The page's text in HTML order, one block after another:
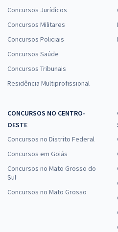
para Atividades Técnicas de
MPA - Ministério da Pesca e
Área de Formação -
ou 12x de
Economize
Concursos Jurídicos
Concursos Militares
Concursos Policiais
Concursos Saúde
Concursos Tribunais
Residência Multiprofissional
CONCURSOS NO CENTRO-
OESTE
Concursos no Distrito Federal
Concursos em Goiás
Concursos no Mato Grosso do
Sul
Concursos no Mato Grosso